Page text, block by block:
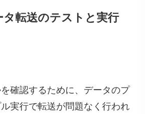
転送のテストと実行
確認するために、データのプ
実行で転送が問題なく行われ